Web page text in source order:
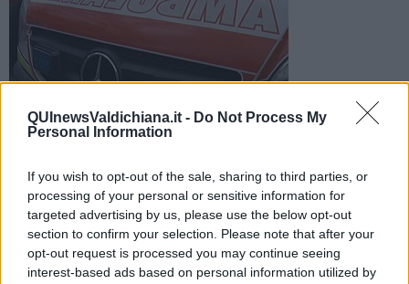
QUInewsValdichiana.it - Do Not Process My
Personal Information
If you wish to opt-out of the sale, sharing to third parties, or
processing of your personal or sensitive information for
targeted advertising by us, please use the below opt-out
section to confirm your selection. Please note that after your
opt-out request is processed you may continue seeing
interest-based ads based on personal information utilized by
San Savino e Arezzo. Coinvolto un uomo di 31 anni